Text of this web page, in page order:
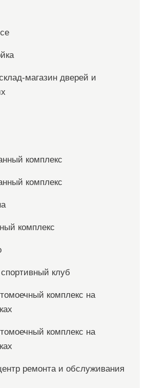
магазин дверей и
комплекс
комплекс
комплекс
клуб
комплекс на
комплекс на
ремонта и обслуживания